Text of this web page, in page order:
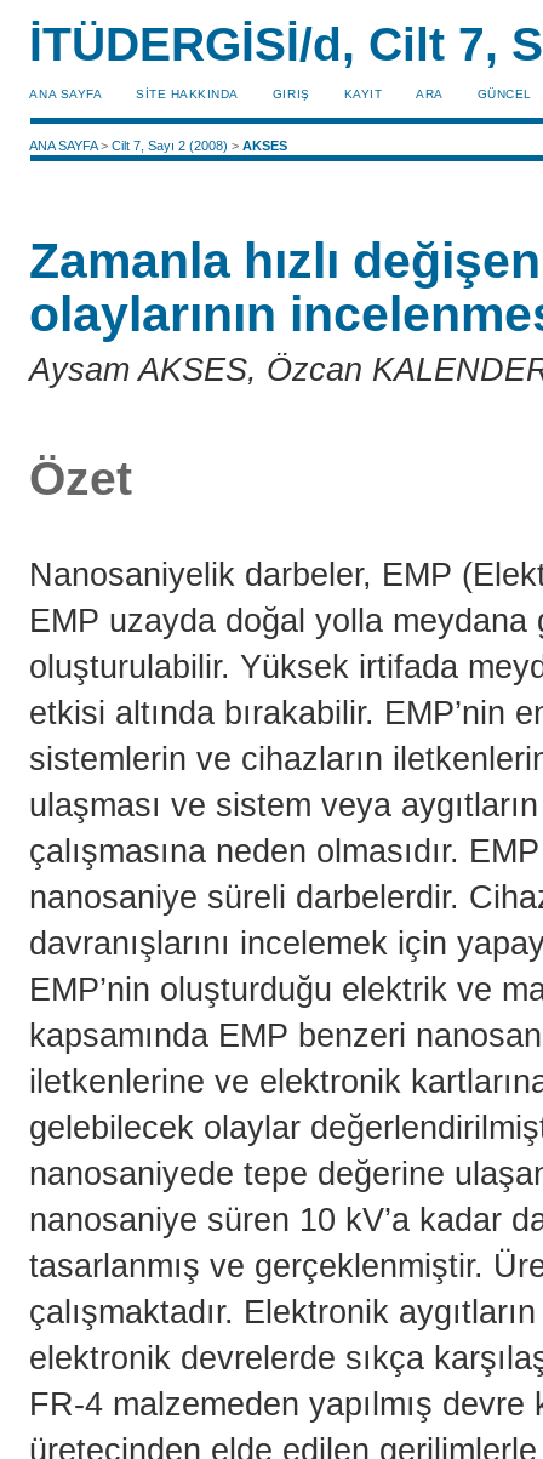
İTÜDERGİSİ/d, Cilt 7,
ANA SAYFA SİTE HAKKINDA GIRIŞ KAYIT ARA GÜNCEL
ANA SAYFA>Cilt 7, Sayı 2 (2008) >AKSES
Zamanla hızlı
olaylarının
Aysam AKSES, Özcan
Özet
Nanosaniyelik darbeler, EMP
EMP uzayda doğal yolla
oluşturulabilir. Yüksek irtifada
etkisi altında bırakabilir. EMP’nin
sistemlerin ve cihazların
ulaşması ve sistem veya
çalışmasına neden olmasıdır.
nanosaniye süreli darbelerdir.
davranışlarını incelemek için
EMP’nin oluşturduğu elektrik ve
kapsamında EMP benzeri
iletkenlerine ve elektronik
gelebilecek olaylar
nanosaniyede tepe değerine
nanosaniye süren 10 kV’a kadar
tasarlanmış ve gerçeklenmiştir.
çalışmaktadır. Elektronik
elektronik devrelerde sıkça
FR-4 malzemeden yapılmış devre
üretecinden elde edilen